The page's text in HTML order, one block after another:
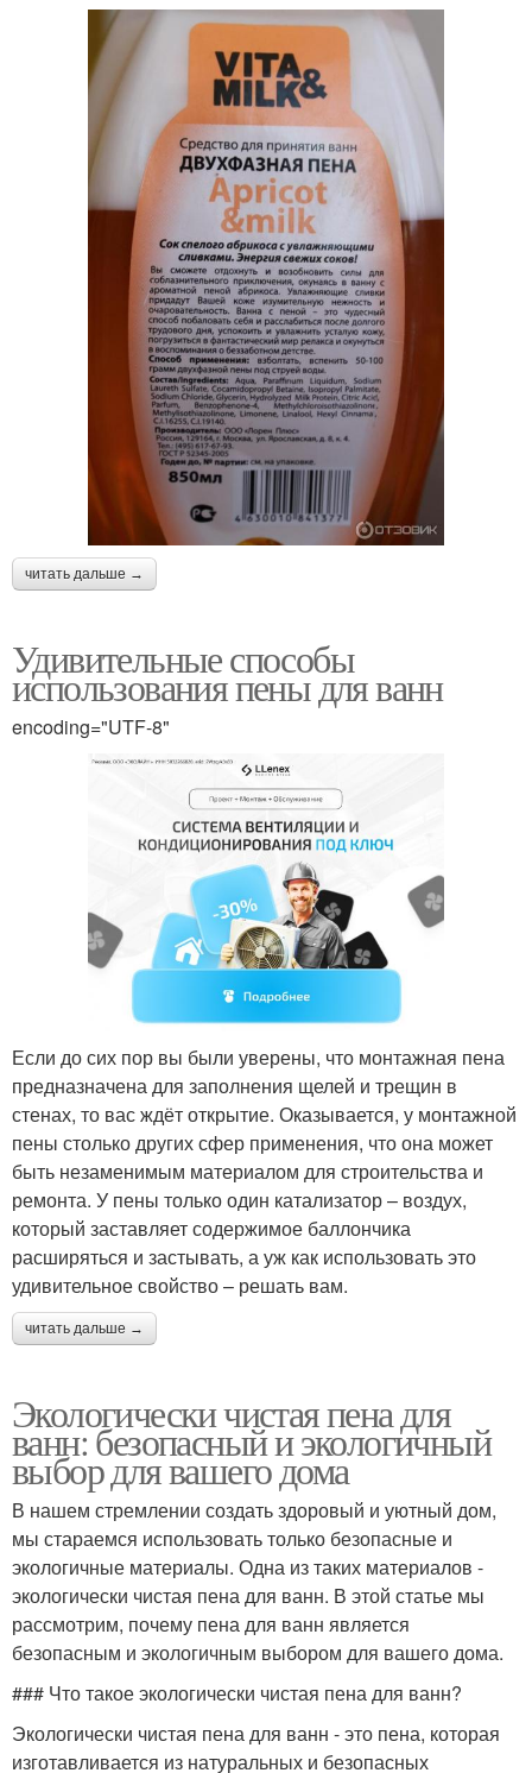
читать дальше →
Удивительные способы
использования пены для ванн
encoding="UTF-8"
Если до сих пор вы были уверены, что монтажная пена
предназначена для заполнения щелей и трещин в
стенах, то вас ждёт открытие. Оказывается, у монтажной
пены столько других сфер применения, что она может
быть незаменимым материалом для строительства и
ремонта. У пены только один катализатор – воздух,
который заставляет содержимое баллончика
расширяться и застывать, а уж как использовать это
удивительное свойство – решать вам.
читать дальше →
Экологически чистая пена для
ванн: безопасный и экологичный
выбор для вашего дома
В нашем стремлении создать здоровый и уютный дом,
мы стараемся использовать только безопасные и
экологичные материалы. Одна из таких материалов -
экологически чистая пена для ванн. В этой статье мы
рассмотрим, почему пена для ванн является
безопасным и экологичным выбором для вашего дома.
### Что такое экологически чистая пена для ванн?
Экологически чистая пена для ванн - это пена, которая
изготавливается из натуральных и безопасных